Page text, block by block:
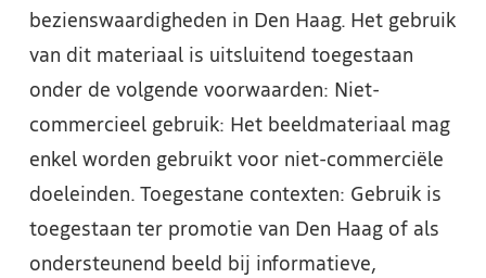
bezienswaardigheden in Den Haag. Het gebruik
van dit materiaal is uitsluitend toegestaan
onder de volgende voorwaarden: Niet-
commercieel gebruik: Het beeldmateriaal mag
enkel worden gebruikt voor niet-commerciële
doeleinden. Toegestane contexten: Gebruik is
toegestaan ter promotie van Den Haag of als
ondersteunend beeld bij informatieve,